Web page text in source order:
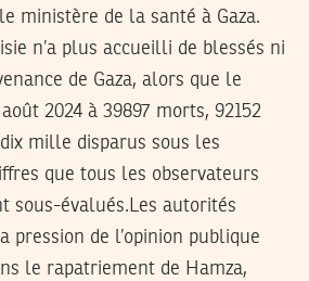
le ministère de la santé à Gaza.
n’a plus accueilli de blessés ni
de Gaza, alors que le
2024 à 39897 morts, 92152
mille disparus sous les
que tous les observateurs
sous-évalués.Les autorités
pression de l’opinion publique
le rapatriement de Hamza,